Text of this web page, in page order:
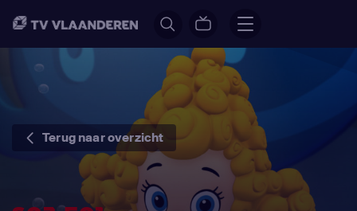
Terug naar overzicht